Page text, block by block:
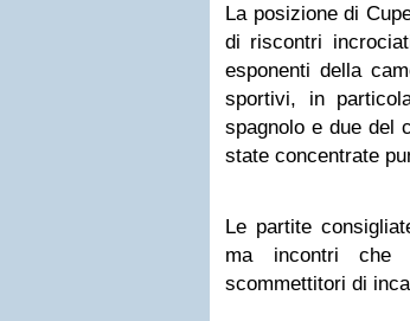
La posizione di
di riscontri
esponenti della
sportivi, in
spagnolo e due del
state concentrate
Le partite
ma incontri che
scommettitori di